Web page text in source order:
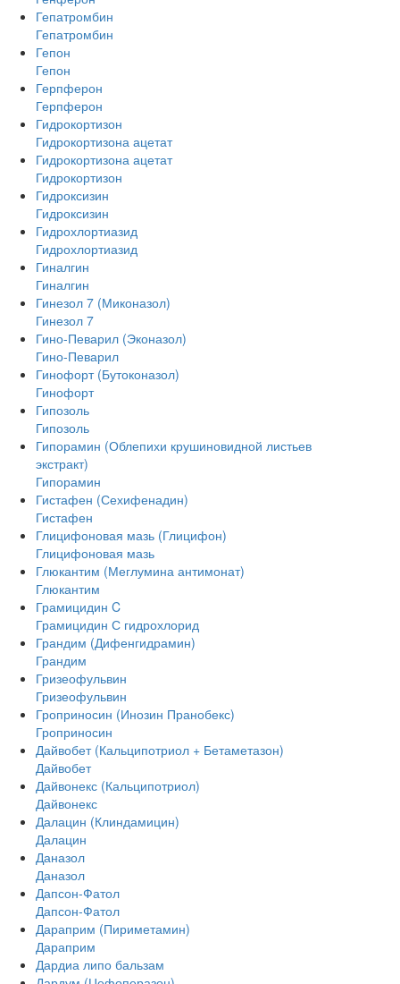
Гепатромбин
Гепатромбин
Гепон
Гепон
Герпферон
Герпферон
Гидрокортизон
Гидрокортизона ацетат
Гидрокортизона ацетат
Гидрокортизон
Гидроксизин
Гидроксизин
Гидрохлортиазид
Гидрохлортиазид
Гиналгин
Гиналгин
Гинезол 7 (Миконазол)
Гинезол 7
Гино-Певарил (Эконазол)
Гино-Певарил
Гинофорт (Бутоконазол)
Гинофорт
Гипозоль
Гипозоль
Гипорамин (Облепихи крушиновидной листьев
экстракт)
Гипорамин
Гистафен (Сехифенадин)
Гистафен
Глицифоновая мазь (Глицифон)
Глицифоновая мазь
Глюкантим (Меглумина антимонат)
Глюкантим
Грамицидин C
Грамицидин С гидрохлорид
Грандим (Дифенгидрамин)
Грандим
Гризеофульвин
Гризеофульвин
Гроприносин (Инозин Пранобекс)
Гроприносин
Дайвобет (Кальципотриол + Бетаметазон)
Дайвобет
Дайвонекс (Кальципотриол)
Дайвонекс
Далацин (Клиндамицин)
Далацин
Даназол
Даназол
Дапсон-Фатол
Дапсон-Фатол
Дараприм (Пириметамин)
Дараприм
Дардиа липо бальзам